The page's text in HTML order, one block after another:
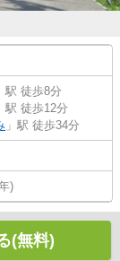
駅 徒歩8分
駅 徒歩12分
」駅 徒歩34分
)
(無料)